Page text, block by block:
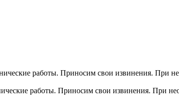
работы. Приносим свои извинения. При
работы. Приносим свои извинения. При